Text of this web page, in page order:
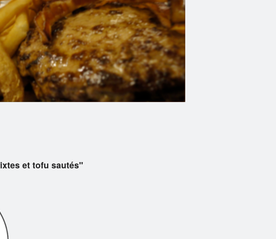
et tofu sautés"